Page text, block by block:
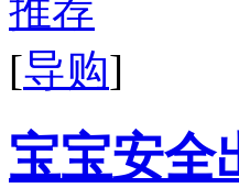
[导购]
宝宝安全